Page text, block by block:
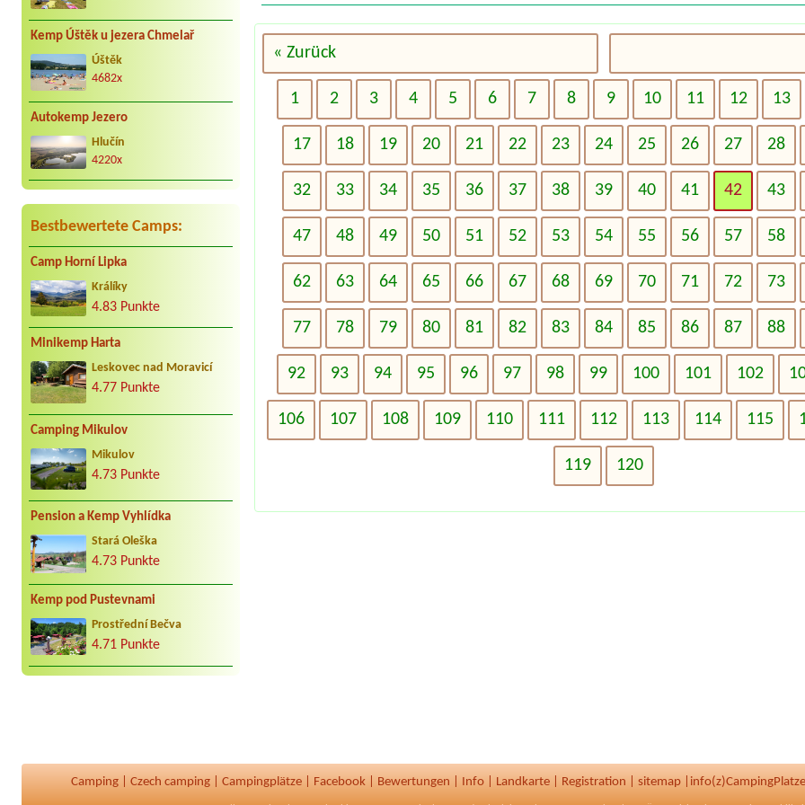
Kemp Úštěk u jezera Chmelař
Úštěk
4682x
Autokemp Jezero
Hlučín
4220x
Bestbewertete Camps:
Camp Horní Lipka
Králíky
4.83 Punkte
Minikemp Harta
Leskovec nad Moravicí
4.77 Punkte
Camping Mikulov
Mikulov
4.73 Punkte
Pension a Kemp Vyhlídka
Stará Oleška
4.73 Punkte
Kemp pod Pustevnami
Prostřední Bečva
4.71 Punkte
« Zurück
1 2 3 4 5 6 7 8 9 10 11 12 13
17 18 19 20 21 22 23 24 25 26 27 28
32 33 34 35 36 37 38 39 40 41 42 43
47 48 49 50 51 52 53 54 55 56 57 58
62 63 64 65 66 67 68 69 70 71 72 73
77 78 79 80 81 82 83 84 85 86 87 88
92 93 94 95 96 97 98 99 100 101 102
106 107 108 109 110 111 112 113 114 115
119 120
Camping Czech camping Campingplätze Facebook Bewertungen Info Landkarte Registration sitemap